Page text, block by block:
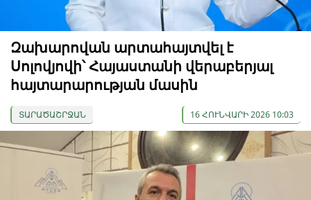
Զախարովան արտահայտվել է
Սոլովյովի՝ Հայաստանի վերաբերյալ
հայտարարության մասին
ՏԱՐԱԾԱՇՐՋԱՆ 16 ՀՈՒՆՎԱՐԻ 2026 10:03